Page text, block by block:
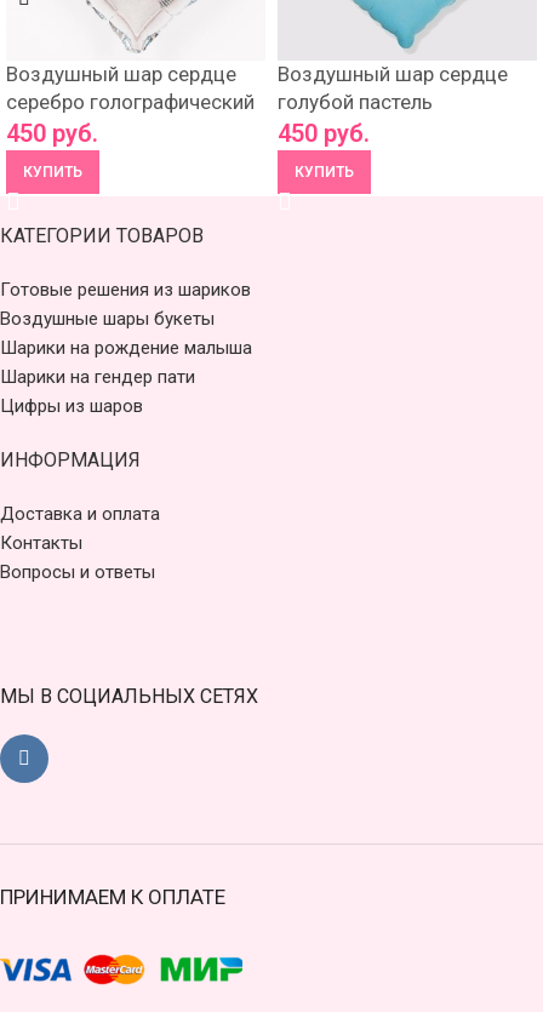
Воздушный шар сердце
серебро голографический
450 руб.
КУПИТЬ
Воздушный шар сердце
голубой пастель
450 руб.
КУПИТЬ
КАТЕГОРИИ ТОВАРОВ
Готовые решения из шариков
Воздушные шары букеты
Шарики на рождение малыша
Шарики на гендер пати
Цифры из шаров
ИНФОРМАЦИЯ
Доставка и оплата
Контакты
Вопросы и ответы
МЫ В СОЦИАЛЬНЫХ СЕТЯХ
ПРИНИМАЕМ К ОПЛАТЕ